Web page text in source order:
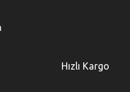
görüntülenemiyor.Hızlı Kargo